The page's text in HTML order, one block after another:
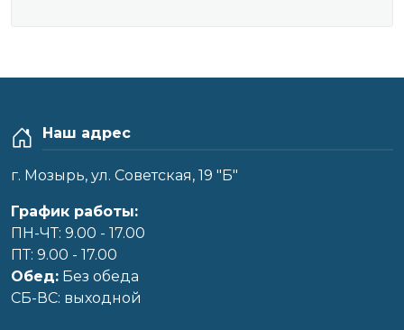
Наш адрес
г. Мозырь, ул. Советская, 19 "Б"
График работы:
ПН-ЧТ: 9.00 - 17.00
ПТ: 9.00 - 17.00
Обед: Без обеда
CБ-ВС: выходной